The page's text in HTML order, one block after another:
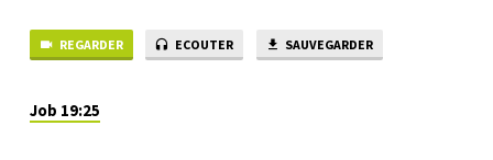
REGARDER ECOUTER SAUVEGARDER
Job 19:25